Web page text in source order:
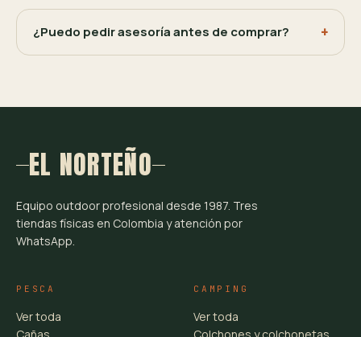
¿Puedo pedir asesoría antes de comprar?
EL NORTEÑO
Equipo outdoor profesional desde 1987. Tres
tiendas físicas en Colombia y atención por
WhatsApp.
PESCA
Ver toda
CAMPING
Ver toda